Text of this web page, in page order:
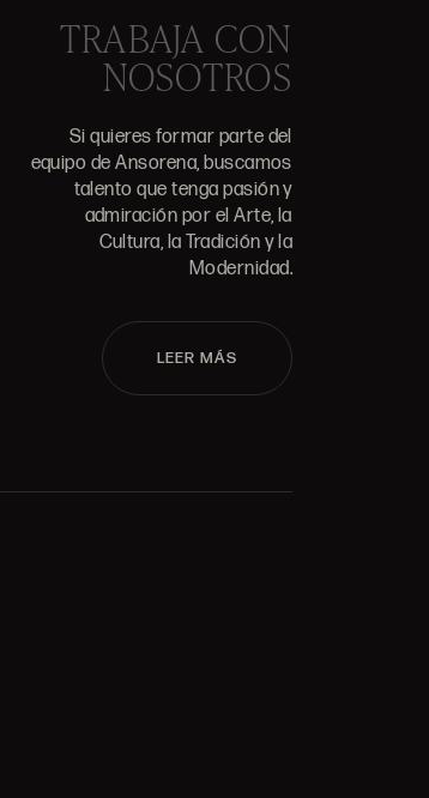
TRABAJA CON
NOSOTROS
Si quieres formar parte del
equipo de Ansorena, buscamos
talento que tenga pasión y
admiración por el Arte, la
Cultura, la Tradición y la
Modernidad.
LEER MÁS